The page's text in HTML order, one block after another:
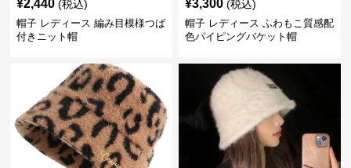
¥2,440 (税込)
帽子 レディース 編み目模様つば
付きニット帽
¥3,300 (税込)
帽子 レディース ふわもこ質感配
色パイピングバケット帽